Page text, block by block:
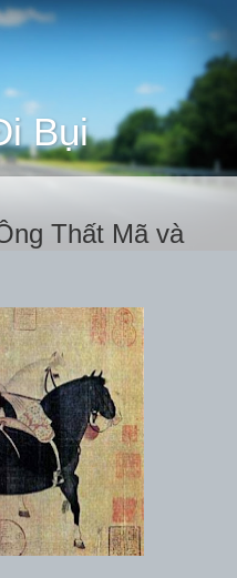
Bụi
Thất Mã và